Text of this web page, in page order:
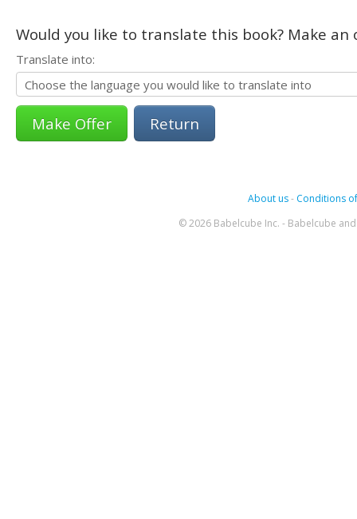
Would you like to translate this book? Make
Translate into:
Return
About us- Conditions
© 2026 Babelcube Inc. - Babelcube